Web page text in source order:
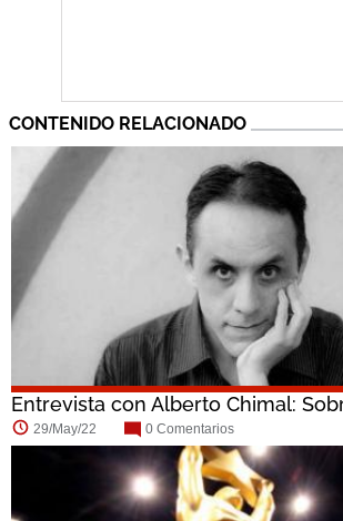
CONTENIDO RELACIONADO
Entrevista con Alberto Chimal:
29/May/22 0 Comentarios